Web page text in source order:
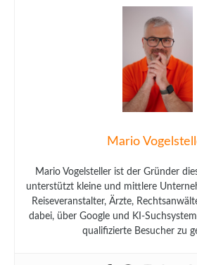
Mario
Mario Vogelsteller ist der Gründer
unterstützt kleine und mittlere
Reiseveranstalter, Ärzte,
dabei, über Google und KI-
qualifizierte Besucher zu